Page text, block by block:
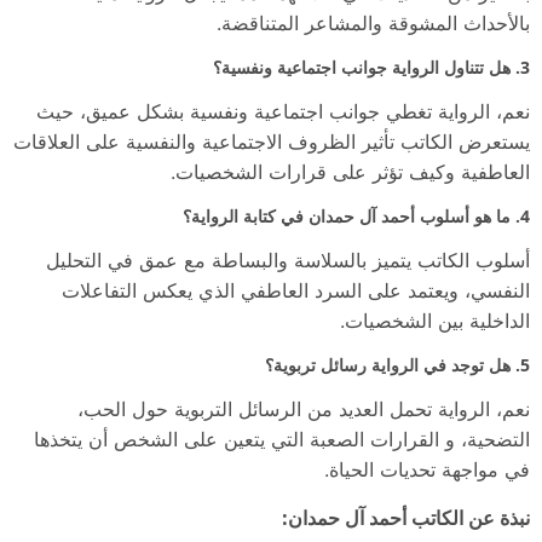
بالأحداث المشوقة والمشاعر المتناقضة.
3. هل تتناول الرواية جوانب اجتماعية ونفسية؟
نعم، الرواية تغطي جوانب اجتماعية ونفسية بشكل عميق، حيث
يستعرض الكاتب تأثير الظروف الاجتماعية والنفسية على العلاقات
العاطفية وكيف تؤثر على قرارات الشخصيات.
4. ما هو أسلوب أحمد آل حمدان في كتابة الرواية؟
أسلوب الكاتب يتميز بالسلاسة والبساطة مع عمق في التحليل
النفسي، ويعتمد على السرد العاطفي الذي يعكس التفاعلات
الداخلية بين الشخصيات.
5. هل توجد في الرواية رسائل تربوية؟
نعم، الرواية تحمل العديد من الرسائل التربوية حول الحب،
التضحية، و القرارات الصعبة التي يتعين على الشخص أن يتخذها
في مواجهة تحديات الحياة.
نبذة عن الكاتب أحمد آل حمدان: